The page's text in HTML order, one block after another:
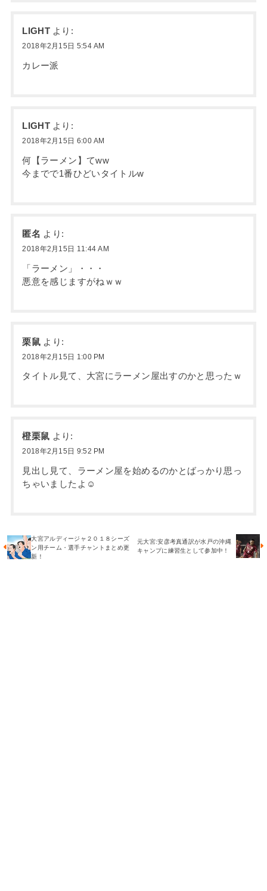
LIGHT より:
2018年2月15日 5:54 AM
カレー派
LIGHT より:
2018年2月15日 6:00 AM
何【ラーメン】てww
今までで1番ひどいタイトルw
匿名 より:
2018年2月15日 11:44 AM
「ラーメン」・・・
悪意を感じますがねｗｗ
栗鼠 より:
2018年2月15日 1:00 PM
タイトル見て、大宮にラーメン屋出すのかと思ったｗ
橙栗鼠 より:
2018年2月15日 9:52 PM
見出し見て、ラーメン屋を始めるのかとばっかり思っ
ちゃいましたよ☺
大宮アルディージャ２０１８シーズ
ン用チーム・選手チャントまとめ更
新！
元大宮:安彦考真通訳が水戸の沖縄
キャンプに練習生として参加中！